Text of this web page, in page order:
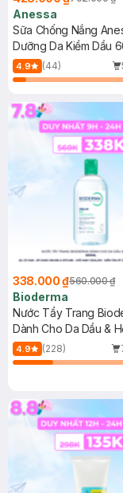
Anessa
Sữa Chống Nắng
Dưỡng Da Kiềm Dầu
Mới)
4.9 (44)
338.000 ₫560.000 ₫
Bioderma
Nước Tẩy Trang
Dành Cho Da Dầu &
500ml
4.9 (228)